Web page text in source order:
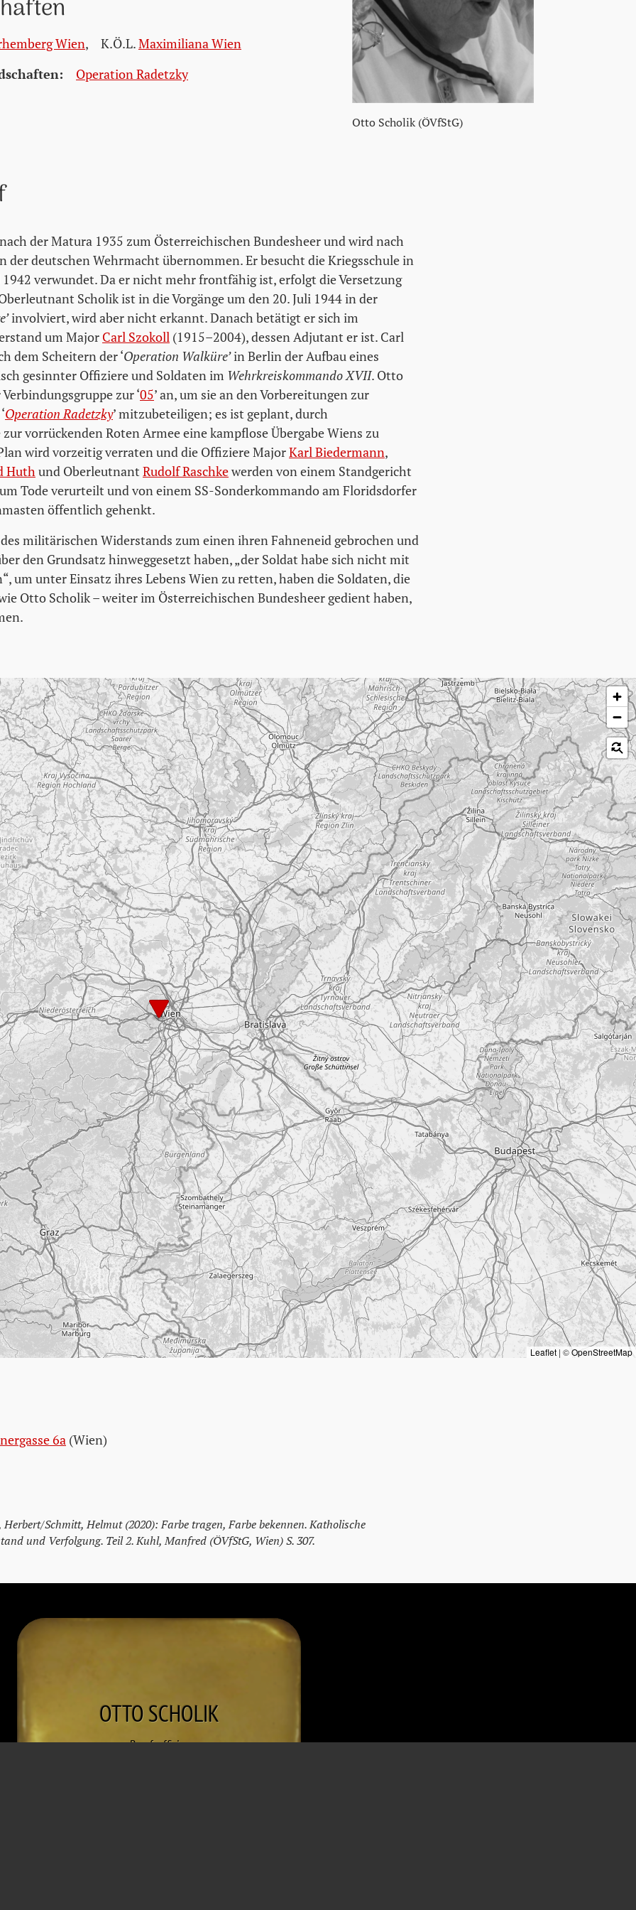
Otto Scholik (ÖVfStG)
Wien, K.Ö.L.Maximiliana Wien
Operation Radetzky
der Matura 1935 zum Österreichischen Bundesheer und wird nach
der deutschen Wehrmacht übernommen. Er besucht die Kriegsschule in
verwundet. Da er nicht mehr frontfähig ist, erfolgt die Versetzung
Scholik ist in die Vorgänge um den 20. Juli 1944 in der
involviert, wird aber nicht erkannt. Danach betätigt er sich im
um Major Carl Szokoll (1915–2004), dessen Adjutant er ist. Carl
dem Scheitern der ‘Operation Walküre’in Berlin der Aufbau eines
gesinnter Offiziere und Soldaten im Wehrkreiskommando XVII. Otto
zur ‘05’ an, um sie an den Vorbereitungen zur
Operation Radetzky’ mitzubeteiligen; es ist geplant, durch
vorrückenden Roten Armee eine kampflose Übergabe Wiens zu
wird vorzeitig verraten und die Offiziere MajorKarl Biedermann,
Huth und Oberleutnant Rudolf Raschkewerden von einem Standgericht
Tode verurteilt und von einem SS-Sonderkommando am Floridsdorfer
öffentlich gehenkt.
militärischen Widerstands zum einen ihren Fahneneid gebrochen und
den Grundsatz hinweggesetzt haben, „der Soldat habe sich nicht mit
um unter Einsatz ihres Lebens Wien zu retten, haben die Soldaten, die
Otto Scholik – weiter im Österreichischen Bundesheer gedient haben,
Leaflet | ©OpenStreetMap
6a (Wien)
Herbert/Schmitt, Helmut (2020): Farbe tragen, Farbe bekennen. Katholische
und Verfolgung. Teil 2. Kuhl, Manfred (ÖVfStG, Wien) S. 307.
OTTOSCHOLIK
Berufsoffizier